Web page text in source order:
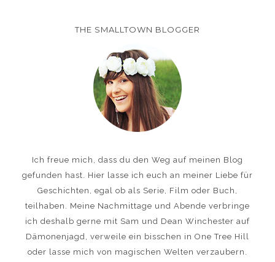
THE SMALLTOWN BLOGGER
Ich freue mich, dass du den Weg auf meinen Blog
gefunden hast. Hier lasse ich euch an meiner Liebe für
Geschichten, egal ob als Serie, Film oder Buch,
teilhaben. Meine Nachmittage und Abende verbringe
ich deshalb gerne mit Sam und Dean Winchester auf
Dämonenjagd, verweile ein bisschen in One Tree Hill
oder lasse mich von magischen Welten verzaubern.